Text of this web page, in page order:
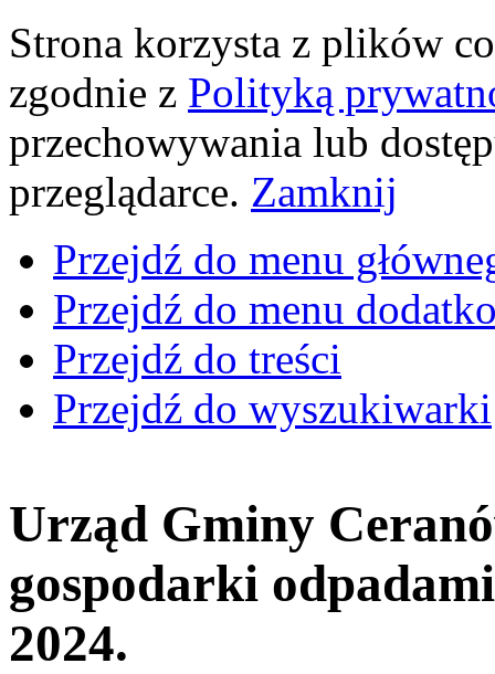
Strona korzysta z plików
zgodnie z Polityką
przechowywania lub
przeglądarce. Zamknij
Przejdź do menu
Przejdź do menu
Przejdź do treści
Przejdź do wyszukiwarki
Urząd Gminy
gospodarki
2024.